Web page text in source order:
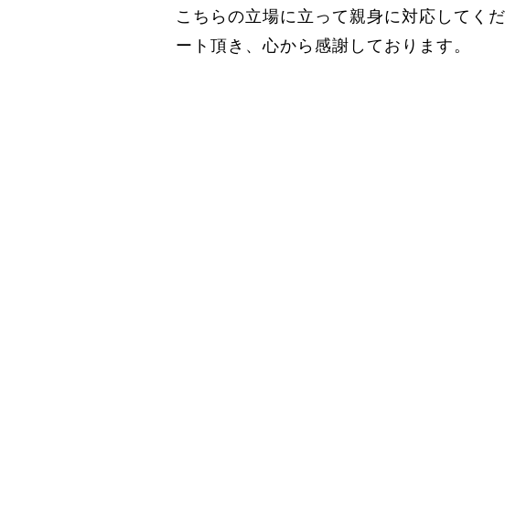
こちらの立場に立って親身に対応してく
ート頂き、心から感謝しております。